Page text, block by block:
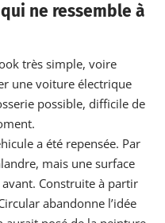
ne ressemble à
très simple, voire
une voiture électrique
possible, difficile de
a été repensée. Par
mais une surface
Construite à partir
abandonne l’idée